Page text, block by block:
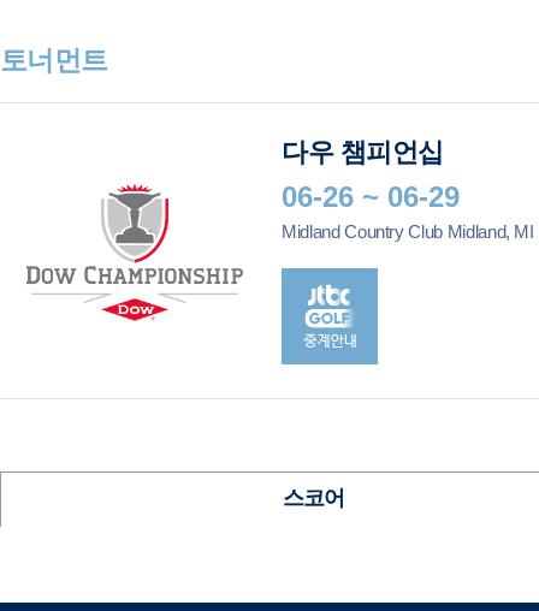
토너먼트
다우 챔피언십
06-26 ~ 06-29
Midland Country Club Midland, MI
스코어